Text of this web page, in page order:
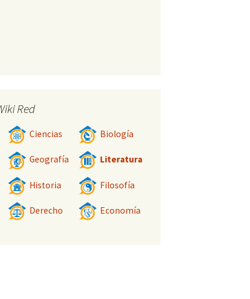
Red
Ciencias Biología
Geografía Literatura
Historia Filosofía
Derecho Economía